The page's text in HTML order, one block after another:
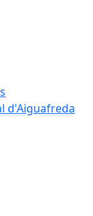
d'Aiguafreda